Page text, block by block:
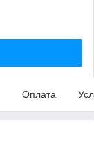
Оплата